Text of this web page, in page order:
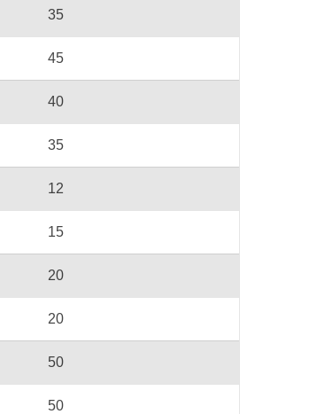
35
45
40
35
12
15
20
20
50
50